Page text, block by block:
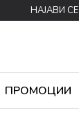
НАЈАВИ СЕ
ПРОМОЦИИ